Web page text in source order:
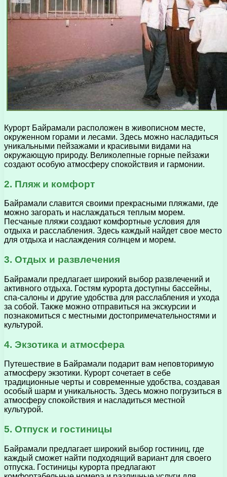
Курорт Байрамали расположен в живописном месте,
окруженном горами и лесами. Здесь можно насладиться
уникальными пейзажами и красивыми видами на
окружающую природу. Великолепные горные пейзажи
создают особую атмосферу спокойствия и гармонии.
2. Пляж и комфорт
Байрамали славится своими прекрасными пляжами, где
можно загорать и наслаждаться теплым морем.
Песчаные пляжи создают комфортные условия для
отдыха и расслабления. Здесь каждый найдет свое место
для отдыха и наслаждения солнцем и морем.
3. Отдых и развлечения
Байрамали предлагает широкий выбор развлечений и
активного отдыха. Гостям курорта доступны бассейны,
спа-салоны и другие удобства для расслабления и ухода
за собой. Также можно отправиться на экскурсии и
познакомиться с местными достопримечательностями и
культурой.
4. Экзотика и атмосфера
Путешествие в Байрамали подарит вам неповторимую
атмосферу экзотики. Курорт сочетает в себе
традиционные черты и современные удобства, создавая
особый шарм и уникальность. Здесь можно погрузиться в
атмосферу спокойствия и насладиться местной
культурой.
5. Отпуск и гостиницы
Байрамали предлагает широкий выбор гостиниц, где
каждый сможет найти подходящий вариант для своего
отпуска. Гостиницы курорта предлагают